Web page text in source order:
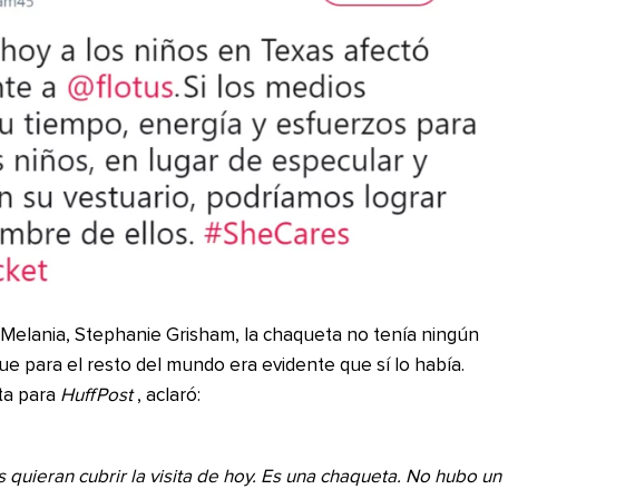
Stephanie Grisham, la chaqueta no tenía ningún
para el resto del mundo era evidente que sí lo había.
para HuffPost , aclaró:
quieran cubrir la visita de hoy. Es una chaqueta. No hubo un